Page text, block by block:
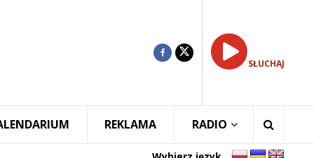
SŁUCHAJ
REKLAMA RADIO